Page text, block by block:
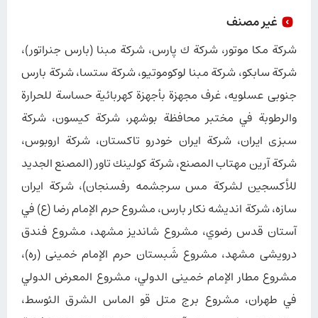
غير مصنف
شركة مكا موتور، شركة ك پارس، شركة مبنا (بارس جنراتور)،
شركة سابکو، شركة مبنا لوکوموتیو، شركة ستسا، شركة بارس
جنوبی عسلویه، غرف مجهزة بأجهزة كهربائية حساسة للحرارة
والرطوبة في مختبر محافظة بوشهر، شركة کیسون، شركة
سبزی ایران، شركة ایران خودرو تاکستان، شركة اروبوس،
شركة آرین مهتاب المصنع، شركة کولینك تاور (المصنع الجديد
للأكسجين لشركة مس سرجشمه رفسنجان)، شركة ایران
سازه، شركة اندیشه نكار بارس، مشروع حرم الإمام رضا (ع) في
آستان قدس رضوي، مشروع شاندیز مشهد، مشروع فندق
درویشی مشهد، مشروع شَبستان حرم الإمام خمینی (ره)،
مشروع مطار الإمام خمینی الدولي، مشروع المعرض الدولي
في طهران، مشروع برج متل قو الماس الشرق الئوسط،